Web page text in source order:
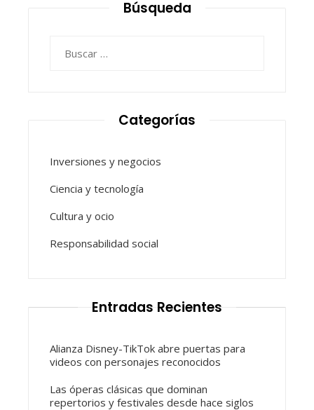
Búsqueda
Categorías
Inversiones y negocios
Ciencia y tecnología
Cultura y ocio
Responsabilidad social
Entradas Recientes
Alianza Disney-TikTok abre puertas para
videos con personajes reconocidos
Las óperas clásicas que dominan
repertorios y festivales desde hace siglos